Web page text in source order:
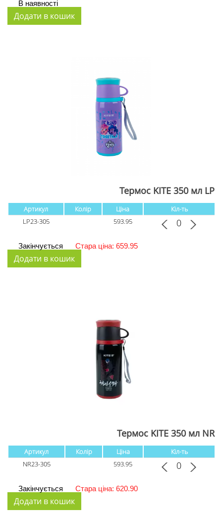
В наявності
Термос KITE 350 мл LP
Артикул Колір Ціна
Кіл-ть
LP23-305
593.95
Закінчується Стара ціна: 659.95
Термос KITE 350 мл NR
Артикул Колір Ціна
Кіл-ть
NR23-305
593.95
Закінчується Стара ціна: 620.90